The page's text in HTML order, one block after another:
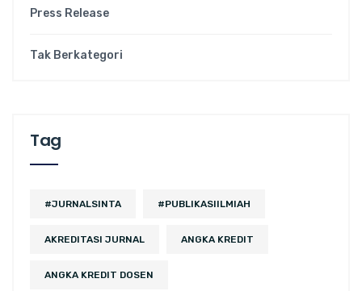
Press Release
Tak Berkategori
Tag
#JURNALSINTA #PUBLIKASIILMIAH
AKREDITASI JURNAL ANGKA KREDIT
ANGKA KREDIT DOSEN